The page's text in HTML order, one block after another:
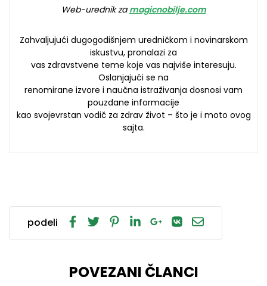
Web-urednik zamagicnobilje.com
Zahvaljujući dugogodišnjem uredničkom i novinarskom
iskustvu, pronalazi za
vas zdravstvene teme koje vas najviše interesuju.
Oslanjajući se na
renomirane izvore i naučna istraživanja dosnosi vam
pouzdane informacije
kao svojevrstan vodič za zdrav život – što je i moto ovog
sajta.
podeli
POVEZANI ČLANCI